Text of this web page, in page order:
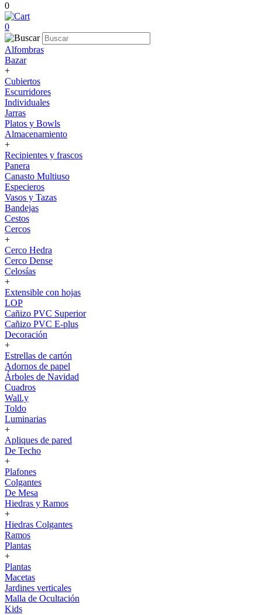
0
0
Alfombras
Bazar
+
Cubiertos
Escurridores
Individuales
Jarras
Platos y Bowls
Almacenamiento
+
Recipientes y frascos
Panera
Canasto Multiuso
Especieros
Vasos y Tazas
Bandejas
Cestos
Cercos
+
Cerco Hedra
Cerco Dense
Celosías
+
Extensible con hojas
LOP
Cañizo PVC Superior
Cañizo PVC E-plus
Decoración
+
Estrellas de cartón
Adornos de papel
Árboles de Navidad
Cuadros
Wall.y
Toldo
Luminarias
+
Apliques de pared
De Techo
+
Plafones
Colgantes
De Mesa
Hiedras y Ramos
+
Hiedras Colgantes
Ramos
Plantas
+
Plantas
Macetas
Jardines verticales
Malla de Ocultación
Kids